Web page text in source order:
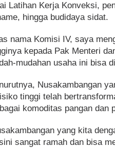
Latihan Kerja Konveksi,
hingga budidaya sidat.
nama Komisi IV, saya
kepada Pak Menteri
mudahan usaha ini bisa
Nusakambangan
tinggi telah
komoditas pangan dan
yang kita
sangat ramah dan bisa